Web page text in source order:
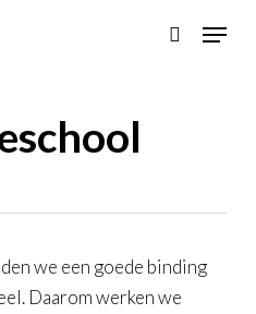
search
Menu
we een goede binding
Daarom werken we